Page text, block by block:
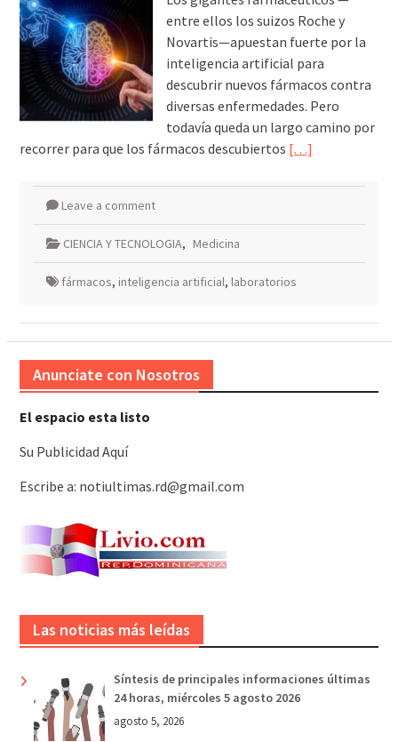
entre ellos los suizos Roche y
Novartis—apuestan fuerte por la
inteligencia artificial para
descubrir nuevos fármacos contra
diversas enfermedades. Pero
todavía queda un largo camino por
recorrer para que los fármacos descubiertos […]
Leave a comment
CIENCIA Y TECNOLOGIA, Medicina
fármacos, inteligencia artificial, laboratorios
Anunciate con Nosotros
El espacio esta listo
Su Publicidad Aquí
Escribe a: notiultimas.rd@gmail.com
Las noticias más leídas
Síntesis de principales informaciones últimas
24 horas, miércoles 5 agosto 2026
agosto 5, 2026